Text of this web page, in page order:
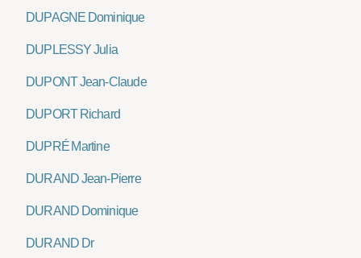
DUPAGNE Dominique
DUPLESSY Julia
DUPONT Jean-Claude
DUPORT Richard
DUPRÉ Martine
DURAND Jean-Pierre
DURAND Dominique
DURAND Dr